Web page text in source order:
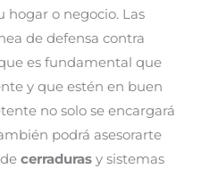
hogar o negocio. Las
de defensa contra
es fundamental que
y que estén en buen
no solo se encargará
podrá asesorarte
cerraduras y sistemas